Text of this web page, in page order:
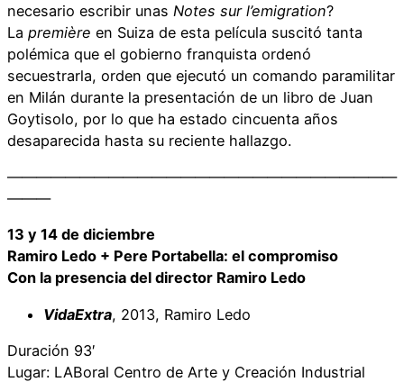
necesario escribir unas Notes sur l’emigration?
La première en Suiza de esta película suscitó tanta
polémica que el gobierno franquista ordenó
secuestrarla, orden que ejecutó un comando paramilitar
en Milán durante la presentación de un libro de Juan
Goytisolo, por lo que ha estado cincuenta años
desaparecida hasta su reciente hallazgo.
———————————————————————————
———
13 y 14 de diciembre
Ramiro Ledo + Pere Portabella: el compromiso
Con la presencia del director Ramiro Ledo
VidaExtra, 2013, Ramiro Ledo
Duración 93′
Lugar: LABoral Centro de Arte y Creación Industrial